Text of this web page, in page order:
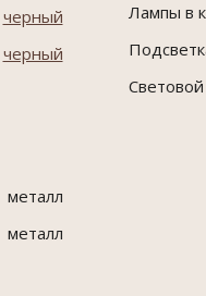
черный
черный
металл
металл
Лампы в